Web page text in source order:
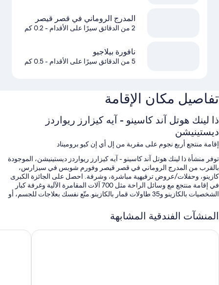
المدرج الروماني في قصر قيصر
2 من الدقائق سيرًا على الأقدام - 0.2 كم
نافورة بيلاجيو
5 من الدقائق سيرًا على الأقدام - 0.5 كم
تفاصيل مكان الإقامة
ذا لينك هوتل آند كاسينو - آيه كيزارز ريواردز
ديستينيشن
إقامة منتجع أربع نجوم على مقربة من إل أي إن كيو بروميناد
توفر منشأة ذا لينك هوتل آند كاسينو - آيه كيزارز ريواردز ديستينيشن، الموجودة
بالقرب من المدرج الروماني في قصر قيصر وفورم شوبس في سيزارس،
كازينو، وحفلات/عروض ترفيهية مباشرة، وشرفة. احصل على الجائزة الكبرى
في إقامة منتجع مع وسائل الراحة مثل 700 آلات المقامرة الآلية وغرفة كبار
الشخصيات بالكازينو و35 طاولات قمار بالكازينو.متّع نفسك بعلاجات للجسم، أو
في المنشأة.في الـ 4 من المطاعم الموجودة في داخل المنشأة، استمتع بالإفطار،
والإفطار المتأخر، والغداء، والعشاء، والأطباق الأمريكية.استمتع بمركز اللياقة
البدنية الذي يعمل على مدار 24 ساعة، إلى جانب ممارسة أنشطة مثل الانزلاق
المنشآت الفندقية المشابهة
فلامنجو لاس فيجاس هوتل آند كازينو بلانيت